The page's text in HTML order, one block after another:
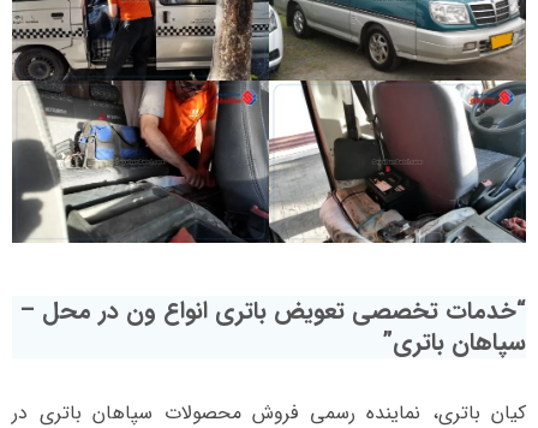
“خدمات تخصصی تعویض باتری انواع ون در محل –
سپاهان باتری”
کیان باتری، نماینده رسمی فروش محصولات سپاهان باتری در